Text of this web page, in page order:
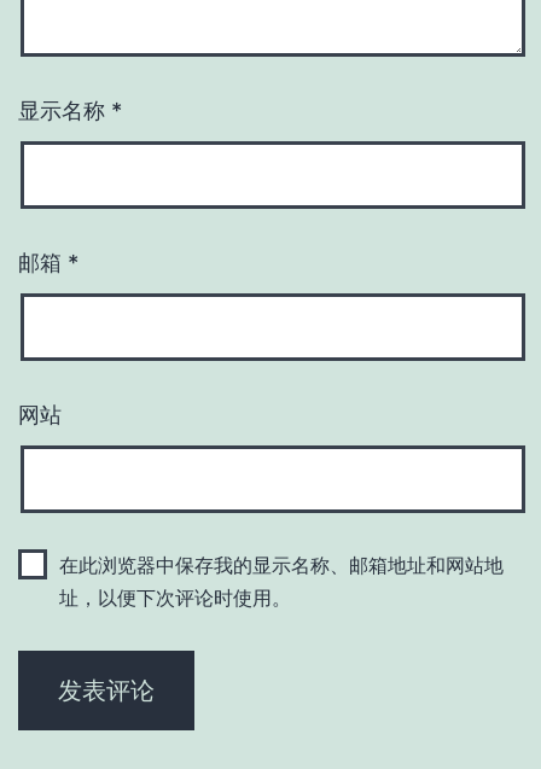
显示名称 *
邮箱 *
网站
在此浏览器中保存我的显示名称、邮箱地址和网站地
址，以便下次评论时使用。